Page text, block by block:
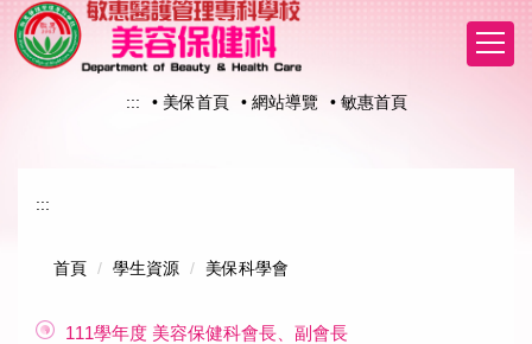
跳
到
主
::: • 美保首頁 • 網站導覽 • 敏惠首頁
:::
首頁 學生資源 美保科學會
111學年度 美容保健科會長、副會長